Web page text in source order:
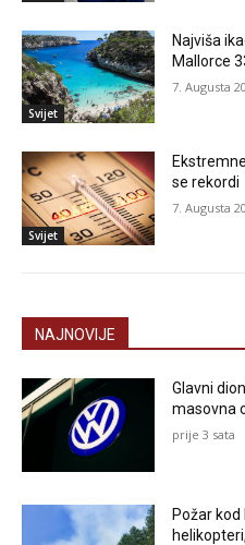
Svijet
Najviša
Mallorce
7. Augusta
Svijet
se rekordi
7. Augusta
NAJNOVIJE
Glavni
masovna
prije 3 sata
Požar